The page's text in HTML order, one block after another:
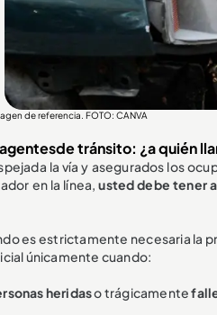
de referencia. FOTO: CANVA
tránsito: ¿a quién
la vía y asegurados los
en la línea,usted debe tener
es estrictamente necesaria la
únicamente cuando:
heridaso trágicamente